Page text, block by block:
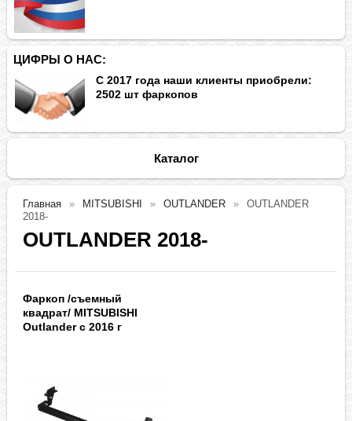
ЦИФРЫ О НАС:
С 2017 года наши клиенты приобрели:
2502 шт фаркопов
Каталог
Главная MITSUBISHI OUTLANDER
OUTLANDER
2018-
OUTLANDER 2018-
Фаркоп /съемный
квадрат/ MITSUBISHI
Outlander с 2016 г